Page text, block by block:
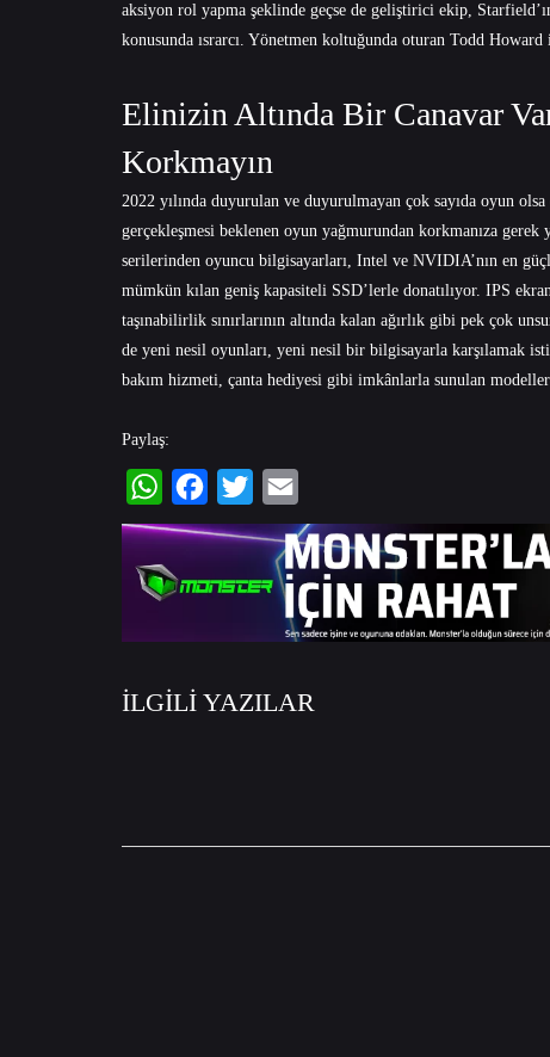
aksiyon rol yapma şeklinde geçse de geliştirici ekip,
konusunda ısrarcı. Yönetmen koltuğunda oturan Todd
Elinizin Altında Bir Canavar
Korkmayın
2022 yılında duyurulan ve duyurulmayan çok sayıda oyun
gerçekleşmesi beklenen oyun yağmurundan korkmanıza
serilerinden oyuncu bilgisayarları, Intel ve NVIDIA’nın en
mümkün kılan geniş kapasiteli SSD’lerle donatılıyor. IPS
taşınabilirlik sınırlarının altında kalan ağırlık gibi pek çok
de yeni nesil oyunları, yeni nesil bir bilgisayarla karşılamak
bakım hizmeti, çanta hediyesi gibi imkânlarla sunulan
Paylaş:
WhatsAppFacebookTwitterEmail
İLGİLİ YAZILAR